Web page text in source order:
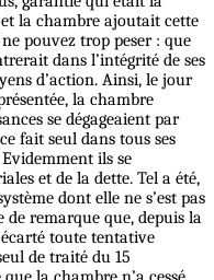
la chambre ajoutait cette
pouvez trop peser : que
dans l’intégrité de ses
d’action. Ainsi, le jour
la chambre
se dégageaient par
fait seul dans tous ses
ils se
et de la dette. Tel a été,
dont elle ne s’est pas
remarque que, depuis la
toute tentative
de traité du 15